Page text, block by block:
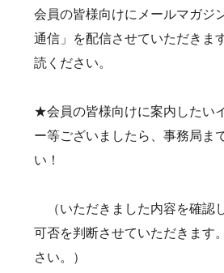
会員の皆様向けにメールマガジ
通信」を配信させていただきま
読ください。
★会員の皆様向けに案内したい
ー等ございましたら、事務局ま
い！
（いただきました内容を確認
可否を判断させていただきます
さい。）